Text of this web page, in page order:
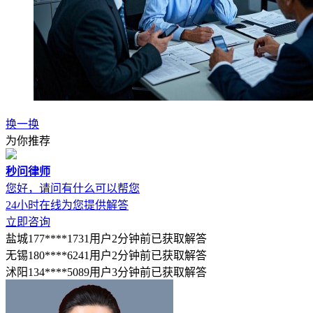
换一换
为你推荐
秒问律师
您好，请问有什么可以帮您
24小时在线为您提供解答
立即咨询
盐城177****1731用户2分钟前已获取解答
无锡180****6241用户2分钟前已获取解答
沭阳134****5089用户3分钟前已获取解答